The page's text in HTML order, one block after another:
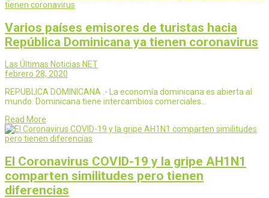
Varios países emisores de turistas hacia
República Dominicana ya tienen coronavirus
Las Últimas Noticias NET
febrero 28, 2020
REPUBLICA DOMINICANA .- La economía dominicana es abierta al
mundo. Dominicana tiene intercambios comerciales…
Read More
El Coronavirus COVID-19 y la gripe AH1N1
comparten similitudes pero tienen
diferencias